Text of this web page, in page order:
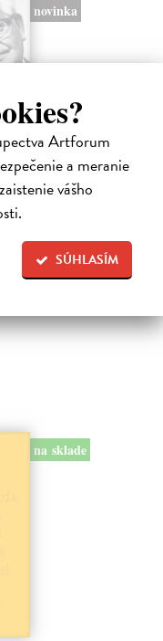
Artforum
a meranie
vášho
SÚHLASÍM
novinka
remesla a bohatstve
Hečko (*1915 Suchá
z najvy´znamnejších
na sklade